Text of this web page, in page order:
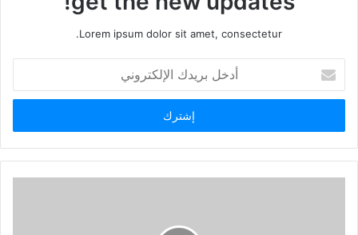
Lorem ipsum dolor sit amet, consectetur.
بريدك
الإلكتروني